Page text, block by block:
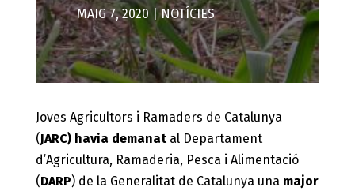
MAIG 7, 2020|NOTÍCIES
Joves Agricultors i Ramaders de Catalunya
(JARC) havia demanatal Departament
d’Agricultura, Ramaderia, Pesca i Alimentació
(DARP) de la Generalitat de Catalunya una major